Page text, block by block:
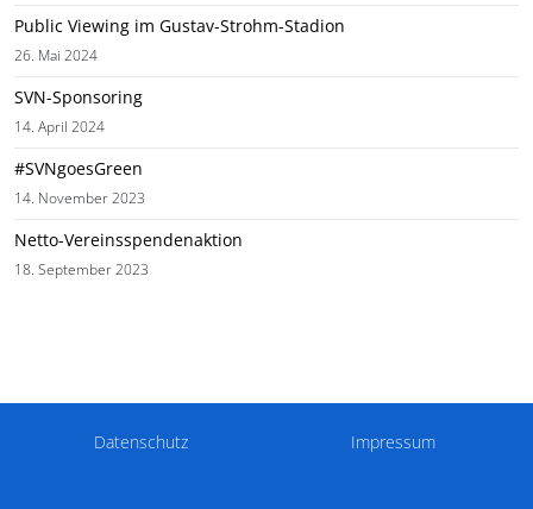
Public Viewing im Gustav-Strohm-Stadion
26. Mai 2024
SVN-Sponsoring
14. April 2024
#SVNgoesGreen
14. November 2023
Netto-Vereinsspendenaktion
18. September 2023
Datenschutz Impressum